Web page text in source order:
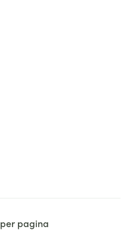
per pagina